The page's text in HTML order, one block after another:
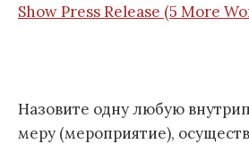
Show Press Release (5 More
Назовите одну любую
меру (мероприятие),